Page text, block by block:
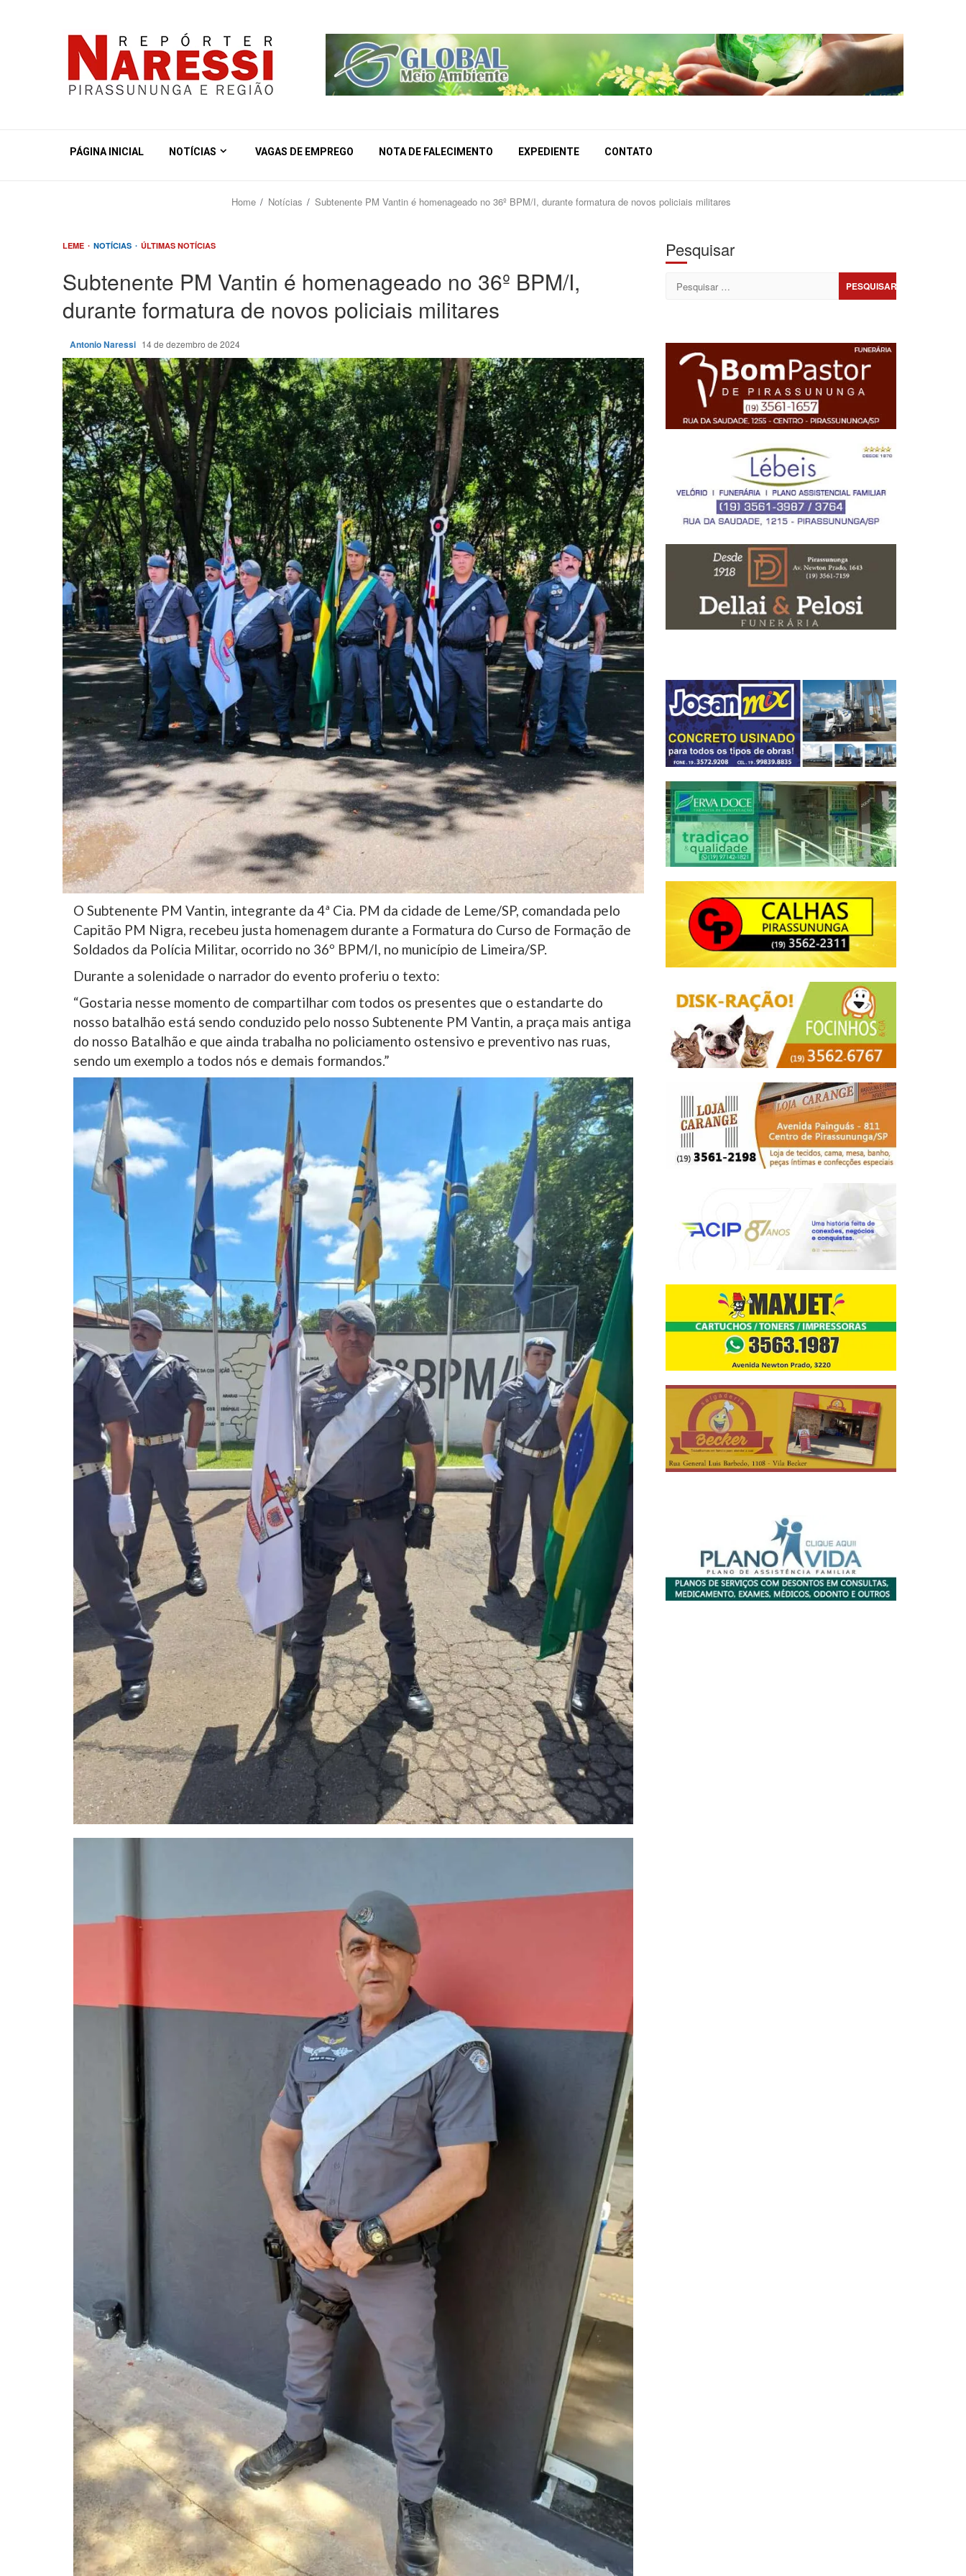
PÁGINA INICIAL NOTÍCIAS VAGAS DE EMPREGO NOTA DE FALECIMENTO EXPEDIENTE CONTATO
Home Notícias Subtenente PM Vantin é homenageado no 36º BPM/I, durante formatura de novos policiais militares
LEME NOTÍCIAS ÚLTIMAS NOTÍCIAS
Subtenente PM Vantin é homenageado no 36º BPM/I,
durante formatura de novos policiais militares
Antonio Naressi 14 de dezembro de 2024
O Subtenente PM Vantin, integrante da 4ª Cia. PM da cidade de Leme/SP, comandada pelo
Capitão PM Nigra, recebeu justa homenagem durante a Formatura do Curso de Formação de
Soldados da Polícia Militar, ocorrido no 36º BPM/I, no município de Limeira/SP.
Durante a solenidade o narrador do evento proferiu o texto:
“Gostaria nesse momento de compartilhar com todos os presentes que o estandarte do
nosso batalhão está sendo conduzido pelo nosso Subtenente PM Vantin, a praça mais antiga
do nosso Batalhão e que ainda trabalha no policiamento ostensivo e preventivo nas ruas,
sendo um exemplo a todos nós e demais formandos.”
Pesquisar
Pesquisar